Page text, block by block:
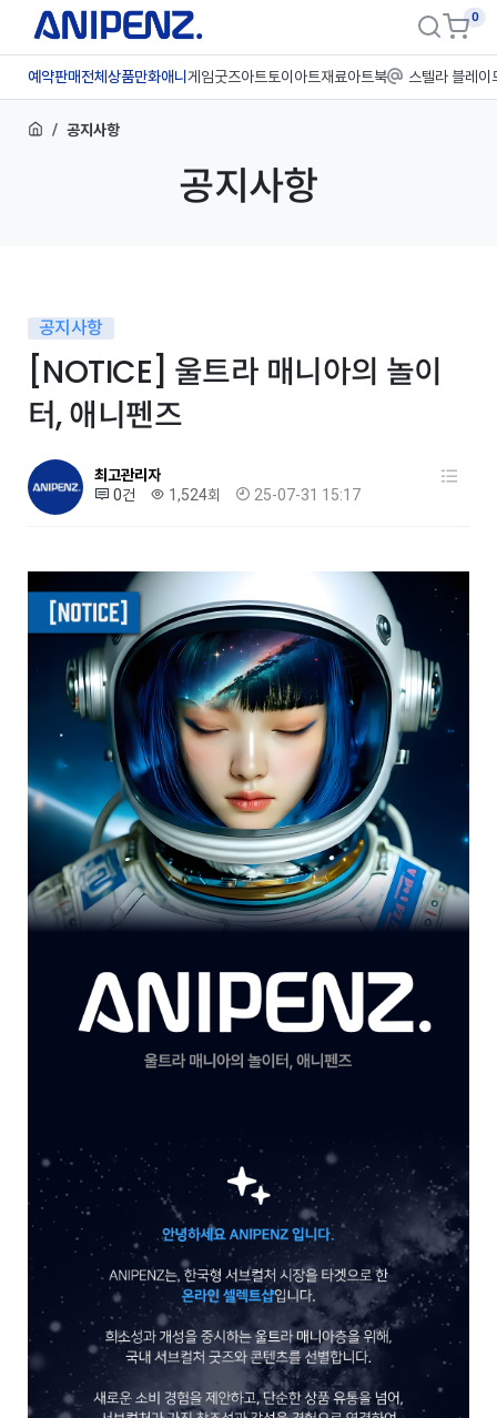
0
예약판매전체상품만화애니 게임굿즈아트토이 아트재료아트북 스텔라 블레이
공지사항
공지사항
공지사항
[NOTICE] 울트라 매니아의 놀이
터, 애니펜즈
최고관리자
0건
1,524회 25-07-31 15:17